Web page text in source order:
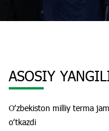
ASOSIY
Oʻzbekiston milliy terma
oʻtkazdi